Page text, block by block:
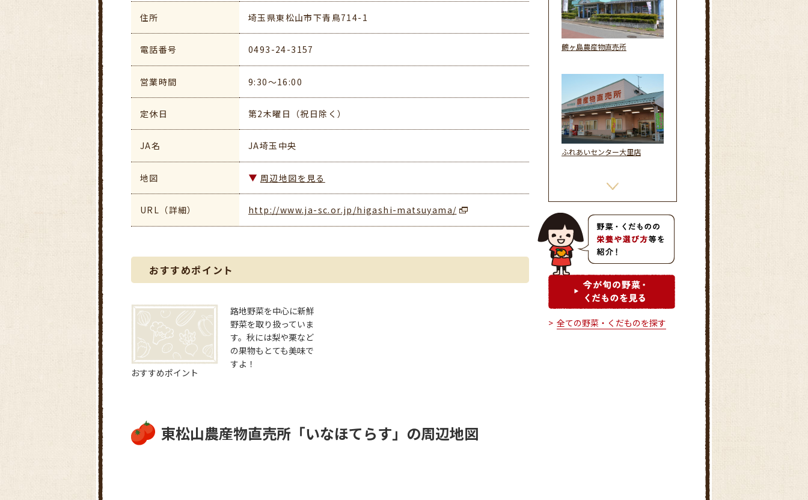
住所 埼玉県東松山市下青鳥714-1
電話番号 0493-24-3157
営業時間 9:30～16:00
定休日 第2木曜日（祝日除く）
JA名 JA埼玉中央
地図 周辺地図を見る
URL（詳細） http://www.ja-sc.or.jp/higashi-matsuyama/
おすすめポイント
おすすめポイント
路地野菜を中心に新鮮
野菜を取り扱っていま
す。秋には梨や栗など
の果物もとても美味で
すよ！
東松山農産物直売所「いなほてらす」の周辺地図
鶴ヶ島農産物直売所
ふれあいセンター大里店
吉見直売所
全ての野菜・くだものを探す